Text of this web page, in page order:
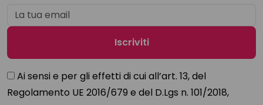
Ai sensi e per gli effetti di cui all’art. 13, del
Regolamento UE 2016/679 e del D.Lgs n. 101/2018,